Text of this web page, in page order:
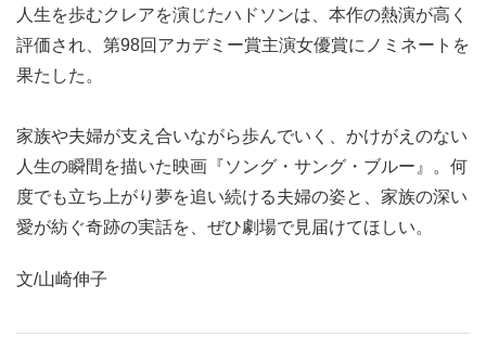
人生を歩むクレアを演じたハドソンは、本作の熱演が高く
評価され、第98回アカデミー賞主演女優賞にノミネートを
果たした。
家族や夫婦が支え合いながら歩んでいく、かけがえのない
人生の瞬間を描いた映画『ソング・サング・ブルー』。何
度でも立ち上がり夢を追い続ける夫婦の姿と、家族の深い
愛が紡ぐ奇跡の実話を、ぜひ劇場で見届けてほしい。
文/山崎伸子